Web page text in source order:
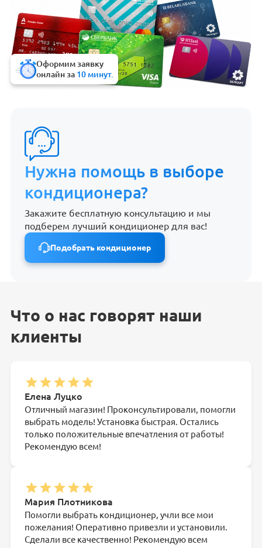
Оформим заявку
онлайн за 10 минут.
Нужна помощь в выборе
кондиционера?
Закажите бесплатную консультацию и мы
подберем лучший кондиционер для вас!
Подобрать кондиционер
Что о нас говорят наши
клиенты
Елена Луцко
Отличный магазин! Проконсультировали, помогли
выбрать модель! Установка быстрая. Остались
только положительные впечатления от работы!
Рекомендую всем!
Мария Плотникова
Помогли выбрать кондиционер, учли все мои
пожелания! Оперативно привезли и установили.
Сделали все качественно! Рекомендую всем